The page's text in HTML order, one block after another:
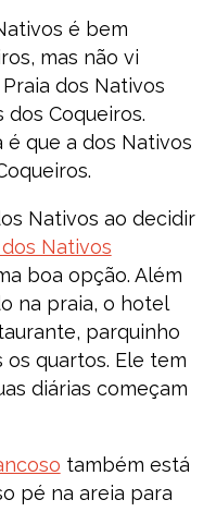
é bem
mas não vi
dos Nativos
Coqueiros.
que a dos Nativos
Nativos ao decidir
Nativos
boa opção. Além
na praia, o hotel
parquinho
quartos. Ele tem
diárias começam
também está
pé na areia para